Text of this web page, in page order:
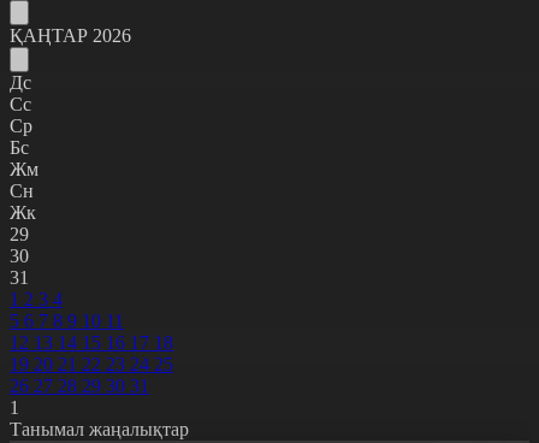
ҚАҢТАР 2026
Дс
Сс
Ср
Бс
Жм
Сн
Жк
29
30
31
1 2 3 4
5 6 7 8 9 10 11
12 13 14 15 16 17 18
19 20 21 22 23 24 25
26 27 28 29 30 31
1
Танымал жаңалықтар